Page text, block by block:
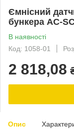
Ємнісний
бункера AC-
В наявності
Код: 1058-01
2 818,08
Опис